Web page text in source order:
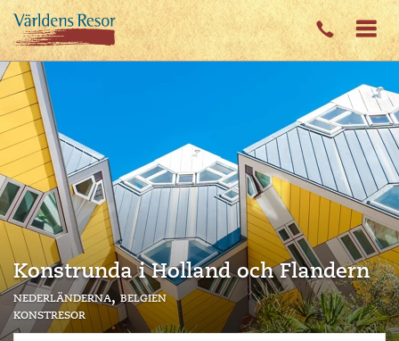
Konstrunda i Holland och Flandern
nederländerna belgien
konstresor